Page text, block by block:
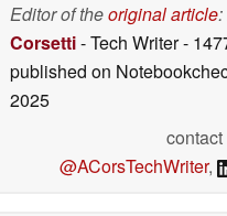
Editor of theoriginal article:
Corsetti- Tech Writer-
published on
2025
@ACorsTechWriter,